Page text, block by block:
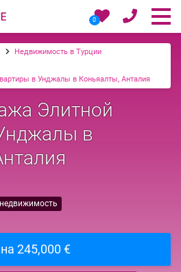
0
Недвижимость в Турции
в Унджалы в Коньяалты, Анталия
Элитной
в
245,000 €